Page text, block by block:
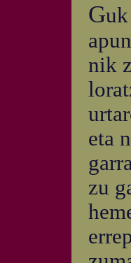
G
nik
eta
zu